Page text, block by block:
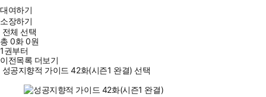
대여하기
소장하기
전체 선택
총0화0원
1권부터
이전목록 더보기
성공지향적 가이드 42화(시즌1 완결) 선택